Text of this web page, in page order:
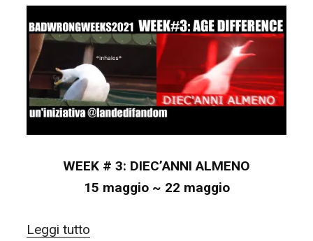
PEGGIO
LERCIUME”
WEEK # 3: DIEC’ANNI ALMENO
15 maggio ~ 22 maggio
Leggi tutto